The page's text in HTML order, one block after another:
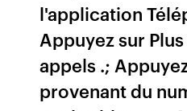
l'application
Appuyez sur
appels .;
provenant du